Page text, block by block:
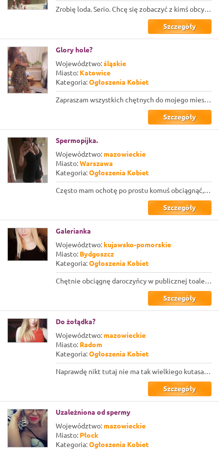
Zrobię loda. Serio. Chcę się zobaczyć z kimś obcym, komu wezmę do buzi. Ostatnie...
Szczegóły
Glory hole?
Województwo:śląskie
Miasto: Katowice
Kategoria:Ogłoszenia Kobiet
Zapraszam wszystkich chętnych do mojego mieszkanka, które przerobiłam i jest tam...
Szczegóły
Spermopijka.
Województwo: mazowieckie
Miasto:Warszawa
Kategoria:Ogłoszenia Kobiet
Często mam ochotę po prostu komuś obciągnąć, ale nie zawsze jest komu. Szukam po...
Szczegóły
Galerianka
Województwo: kujawsko-pomorskie
Miasto: Bydgoszcz
Kategoria:Ogłoszenia Kobiet
Chętnie obciągnę daroczyńcy w publicznej toalecie, gdzieś. Może być nawet parę d...
Szczegóły
Do żołądka?
Województwo: mazowieckie
Miasto: Radom
Kategoria:Ogłoszenia Kobiet
Naprawdę nikt tutaj nie ma tak wielkiego kutasa by wszedł mi do żołądka? Wszyscy...
Szczegóły
Uzależniona od spermy
Województwo: mazowieckie
Miasto: Płock
Kategoria:Ogłoszenia Kobiet